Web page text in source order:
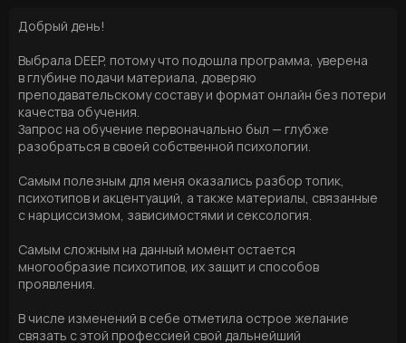
Добрый день!
Выбрала DEEP, потому что подошла программа, уверена
в глубине подачи материала, доверяю
преподавательскому составу и формат онлайн без потери
качества обучения.
Запрос на обучение первоначально был — глубже
разобраться в своей собственной психологии.
Самым полезным для меня оказались разбор топик,
психотипов и акцентуаций, а также материалы, связанные
с нарциссизмом, зависимостями и сексология.
Самым сложным на данный момент остается
многообразие психотипов, их защит и способов
проявления.
В числе изменений в себе отметила острое желание
связать с этой профессией свой дальнейший